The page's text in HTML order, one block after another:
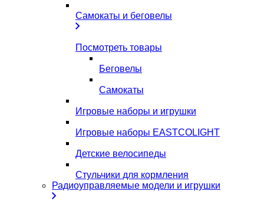
Самокаты и беговелы
Посмотреть товары
Беговелы
Самокаты
Игровые наборы и игрушки
Игровые наборы EASTCOLIGHT
Детские велосипеды
Стульчики для кормления
Радиоуправляемые модели и игрушки